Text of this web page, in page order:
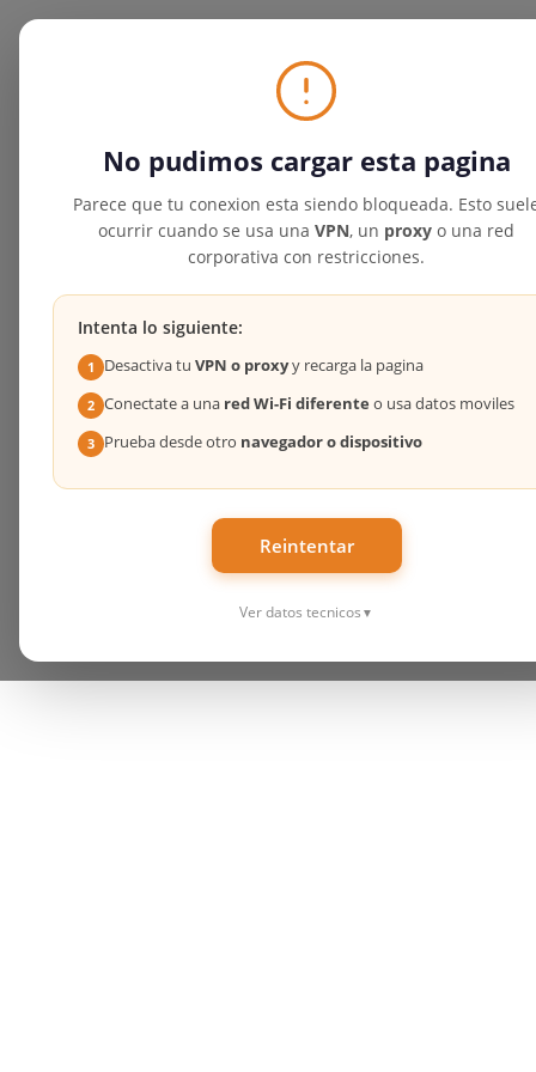
No pudimos cargar esta pagina
Parece que tu conexion esta siendo bloqueada. Esto
ocurrir cuando se usa una VPN, un proxy o una red
corporativa con restricciones.
Intenta lo siguiente:
1 Desactiva tu VPN o proxyy recarga la pagina
2 Conectate a una red Wi-Fi diferente o usa datos moviles
3 Prueba desde otro navegador o dispositivo
Reintentar
Ver datos tecnicos ▼